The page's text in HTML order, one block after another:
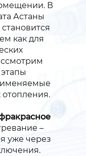
В
Астаны
как для
–
уже через